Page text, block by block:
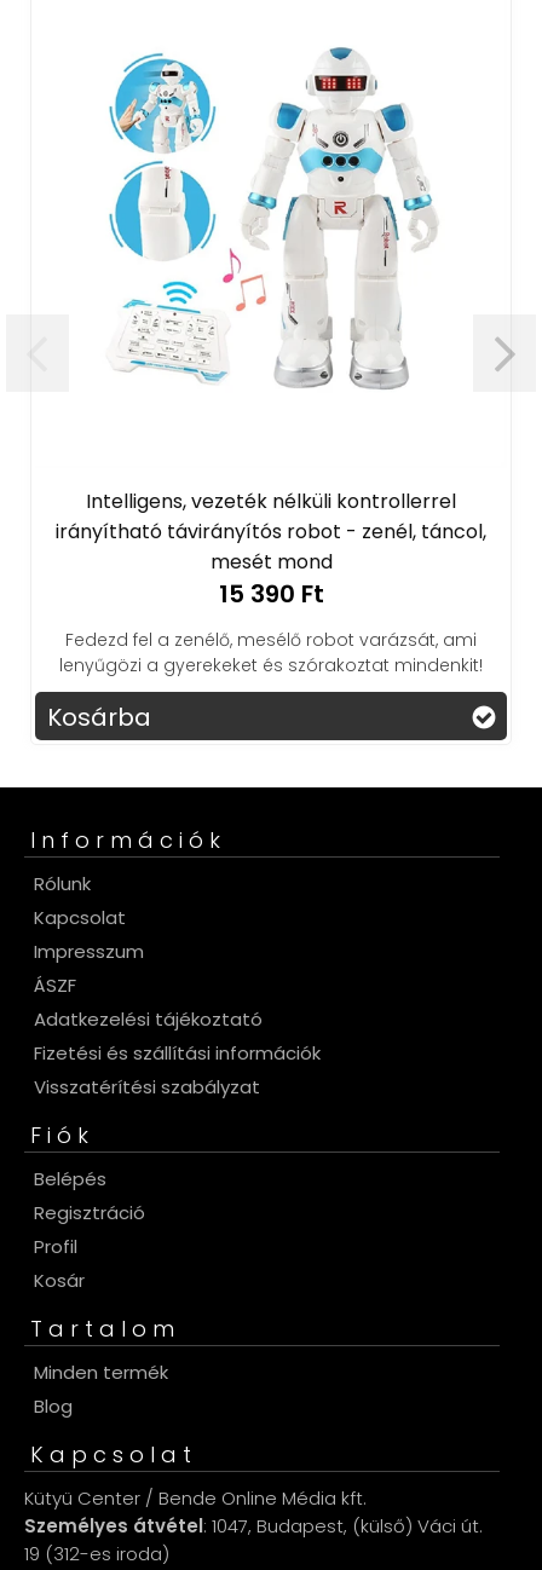
Intelligens, vezeték nélküli kontrollerrel
irányítható távirányítós robot - zenél, táncol,
mesét mond
15 390 Ft
Fedezd fel a zenélő, mesélő robot varázsát, ami
lenyűgözi a gyerekeket és szórakoztat mindenkit!
Kosárba
Információk
Rólunk
Kapcsolat
Impresszum
ÁSZF
Adatkezelési tájékoztató
Fizetési és szállítási információk
Visszatérítési szabályzat
Fiók
Belépés
Regisztráció
Profil
Kosár
Tartalom
Minden termék
Blog
Kapcsolat
Kütyü Center / Bende Online Média kft.
Személyes átvétel: 1047, Budapest, (külső) Váci út.
19 (312-es iroda)